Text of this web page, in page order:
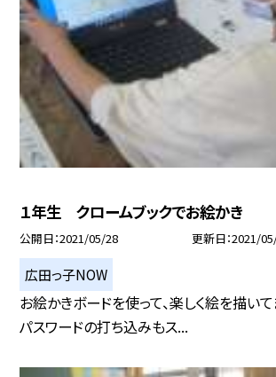
１年生 クロームブックでお絵かき
公開日 2021/05/28 更新日 2021/
広田っ子NOW
お絵かきボードを使って、楽しく絵を描いて
パスワードの打ち込みもス...